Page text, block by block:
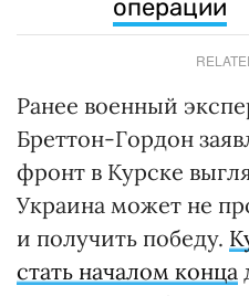
операции
Ранее военный
Бреттон-Гордон
фронт в Курске
Украина может не
и получить победу.
стать началом конца